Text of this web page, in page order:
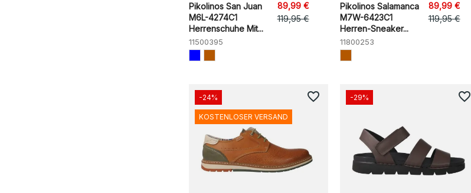
Pikolinos San Juan
M6L-4274C1
Herrenschuhe Mit...
11500395
89,99 €
119,95 €
Pikolinos Salamanca
M7W-6423C1
Herren-Sneaker...
11800253
89,99 €
119,95 €
-24%
KOSTENLOSER VERSAND
favorite_border -29% favorite_border